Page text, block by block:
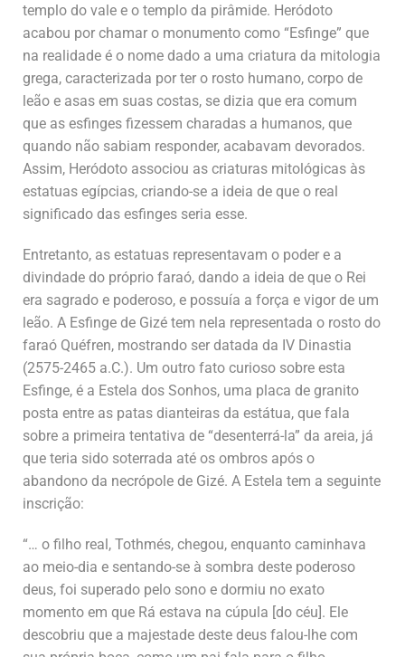
templo do vale e o templo da pirâmide. Heródoto
acabou por chamar o monumento como “Esfinge” que
na realidade é o nome dado a uma criatura da mitologia
grega, caracterizada por ter o rosto humano, corpo de
leão e asas em suas costas, se dizia que era comum
que as esfinges fizessem charadas a humanos, que
quando não sabiam responder, acabavam devorados.
Assim, Heródoto associou as criaturas mitológicas às
estatuas egípcias, criando-se a ideia de que o real
significado das esfinges seria esse.
Entretanto, as estatuas representavam o poder e a
divindade do próprio faraó, dando a ideia de que o Rei
era sagrado e poderoso, e possuía a força e vigor de um
leão. A Esfinge de Gizé tem nela representada o rosto do
faraó Quéfren, mostrando ser datada da IV Dinastia
(2575-2465 a.C.). Um outro fato curioso sobre esta
Esfinge, é a Estela dos Sonhos, uma placa de granito
posta entre as patas dianteiras da estátua, que fala
sobre a primeira tentativa de “desenterrá-la” da areia, já
que teria sido soterrada até os ombros após o
abandono da necrópole de Gizé. A Estela tem a seguinte
inscrição:
“… o filho real, Tothmés, chegou, enquanto caminhava
ao meio-dia e sentando-se à sombra deste poderoso
deus, foi superado pelo sono e dormiu no exato
momento em que Rá estava na cúpula [do céu]. Ele
descobriu que a majestade deste deus falou-lhe com